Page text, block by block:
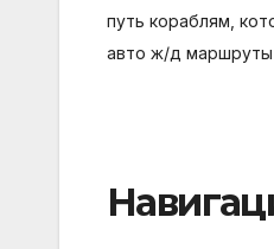
путь кораблям,
авто ж/д маршруты